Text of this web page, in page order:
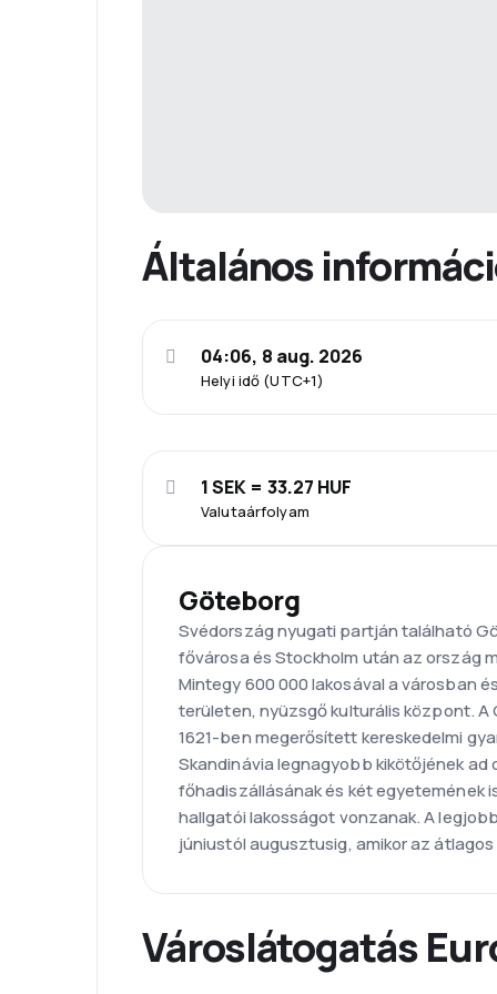
Általános
Helyi idő (UTC+1)
04:06, 8 aug. 2026
Valutaárfolyam
1 SEK = 33.27 HUF
Göteborg
Svédország nyugati partján található
fővárosa és Stockholm után az ország
Mintegy 600 000 lakosával a városban
területen, nyüzsgő kulturális központ. A
1621-ben megerősített kereskedelmi
Skandinávia legnagyobb kikötőjének ad
főhadiszállásának és két egyetemének
hallgatói lakosságot vonzanak. A
júniustól augusztusig, amikor az
Városlátogatás